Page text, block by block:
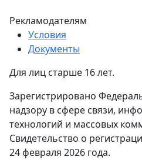
Рекламодателям
Условия
Документы
Для лиц старше 16 лет.
Зарегистрировано
надзору в сфере связи,
технологий и массовых
Свидетельство о
24 февраля 2026 года.